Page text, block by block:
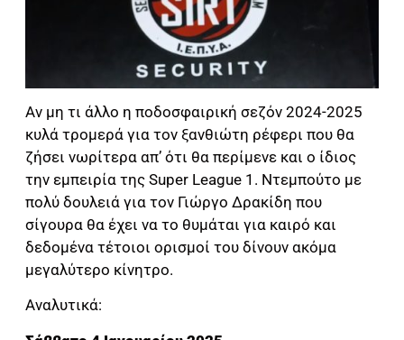
Αν μη τι άλλο η ποδοσφαιρική σεζόν 2024-2025
κυλά τρομερά για τον ξανθιώτη ρέφερι που θα
ζήσει νωρίτερα απ’ ότι θα περίμενε και ο ίδιος
την εμπειρία της Super League 1. Ντεμπούτο με
πολύ δουλειά για τον Γιώργο Δρακίδη που
σίγουρα θα έχει να το θυμάται για καιρό και
δεδομένα τέτοιοι ορισμοί του δίνουν ακόμα
μεγαλύτερο κίνητρο.
Αναλυτικά: